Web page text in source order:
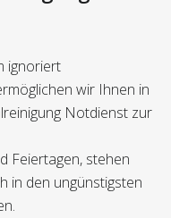
ignoriert
wir Ihnen in
Notdienst zur
Feiertagen, stehen
in den ungünstigsten